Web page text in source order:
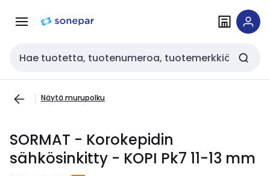
navigointiinsisältöön
Haku
Näytä murupolku
SORMAT - Korokepidin
sähkösinkitty - KOPI Pk7 11-13 mm